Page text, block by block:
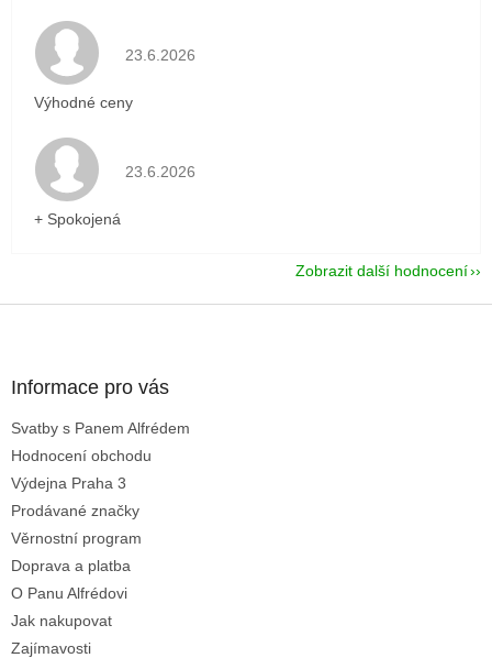
Hodnocení obchodu je 5 z 5 hvězdiček.
23.6.2026
Výhodné ceny
Hodnocení obchodu je 5 z 5 hvězdiček.
23.6.2026
+ Spokojená
Zobrazit další hodnocení
Informace pro vás
Svatby s Panem Alfrédem
Hodnocení obchodu
Výdejna Praha 3
Prodávané značky
Věrnostní program
Doprava a platba
O Panu Alfrédovi
Jak nakupovat
Zajímavosti